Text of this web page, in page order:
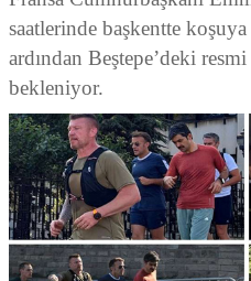
saatlerinde başkentte
ardından Beştepe’deki
bekleniyor.